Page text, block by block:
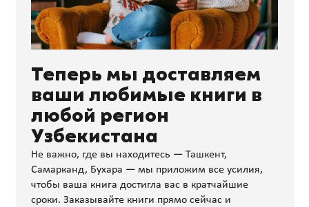
Теперь мы доставляем
ваши любимые книги в
любой регион
Узбекистана
Не важно, где вы находитесь — Ташкент,
Самарканд, Бухара — мы приложим все усилия,
чтобы ваша книга достигла вас в кратчайшие
сроки. Заказывайте книги прямо сейчас и